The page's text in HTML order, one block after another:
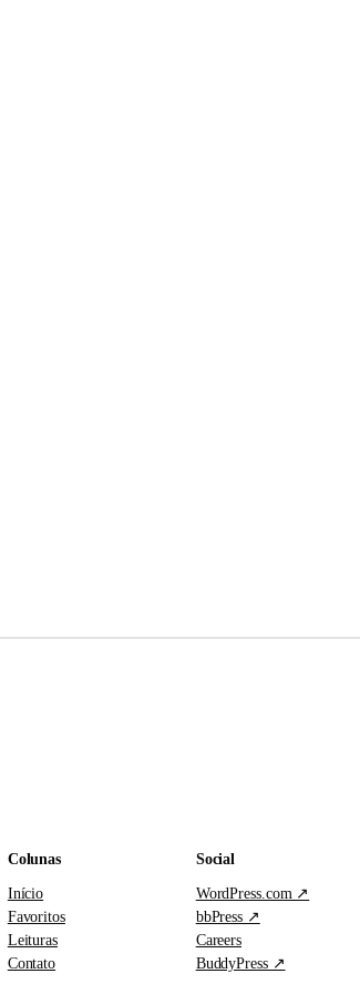
Colunas
Início
Favoritos
Leituras
Contato
Social
WordPress.com ↗
bbPress ↗
Careers
BuddyPress ↗